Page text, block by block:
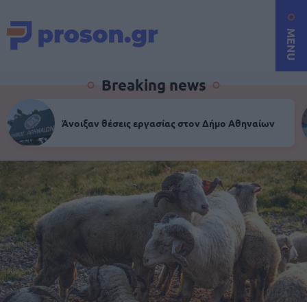
MENU
Breaking news
Άνοιξαν θέσεις εργασίας στον Δήμο Αθηναίων